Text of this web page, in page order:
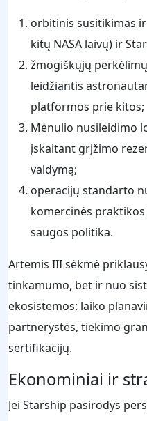
orbitinis susitikimas
kitų NASA laivų) ir
žmogiškųjų
leidžiantis
platformos prie kitos;
Mėnulio nusileidimo
įskaitant grįžimo
valdymą;
operacijų standarto
komercinės
saugos politika.
Artemis III sėkmė
tinkamumo, bet ir nuo
ekosistemos: laiko
partnerystės, tiekimo
sertifikacijų.
Ekonominiai ir
Jei Starship pasirodys